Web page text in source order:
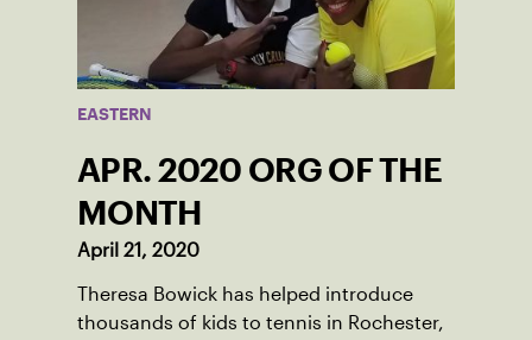
EASTERN
APR. 2020 ORG OF THE
MONTH
April 21, 2020
Theresa Bowick has helped introduce
thousands of kids to tennis in Rochester,